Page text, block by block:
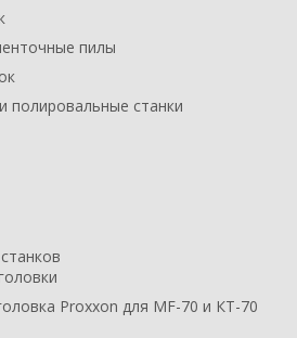
пилы
станки
Proxxon для MF-70 и КТ-70